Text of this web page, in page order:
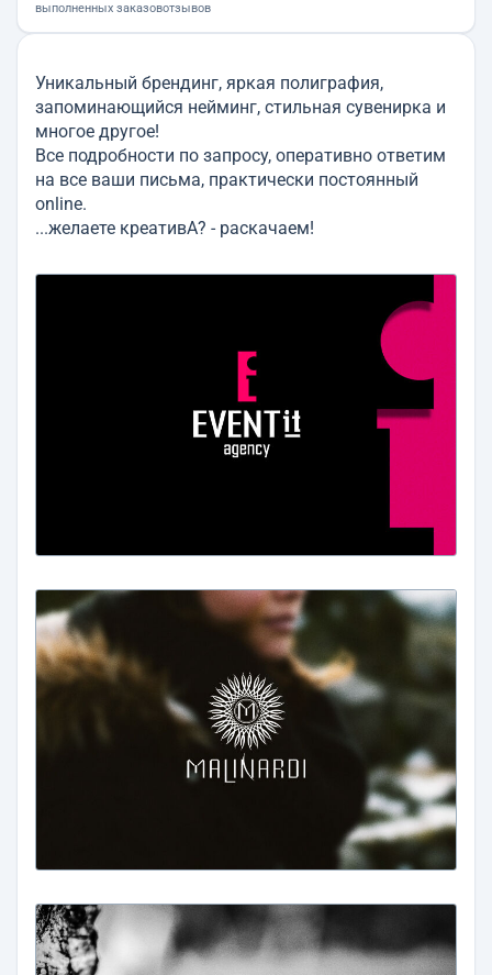
Уникальный брендинг, яркая полиграфия,
запоминающийся нейминг, стильная сувенирка и
многое другое!
Все подробности по запросу, оперативно ответим
на все ваши письма, практически постоянный
online.
...желаете креативА? - раскачаем!
выполненных заказовотзывов